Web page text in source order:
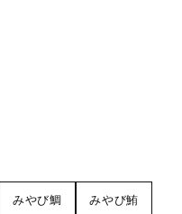
みやび鯛 みやび鮪